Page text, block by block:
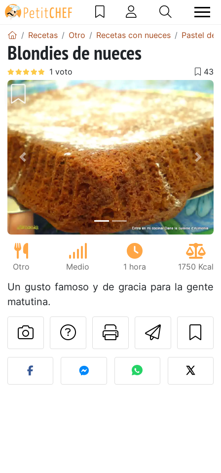
Recetas Otro Recetas con nueces Pastel de
Blondies de nueces
Anterior
Otro Medio 1 hora 1750 Kcal
Un gusto famoso y de gracia para la gente
matutina.
Imprimir
Preguntar al autor
Publicar la foto de esta